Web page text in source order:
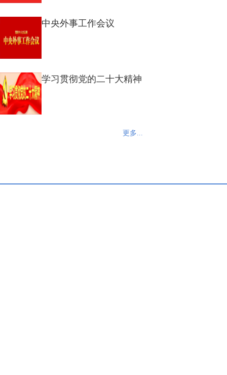
中央外事工作会议
学习贯彻党的二十大精神
更多...